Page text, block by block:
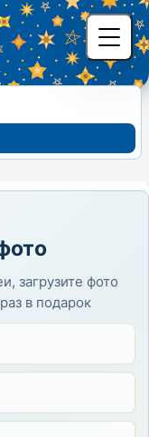
загрузите фото
в подарок